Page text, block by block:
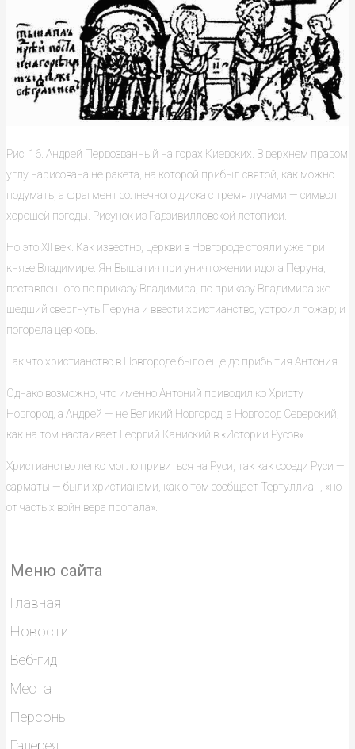
Рис. 16. Андрей Первозванный на горах Киевских. В верхнем правом
углу нарисована не ракета, на которой прибыл святой, как можно
подумать, а фрагмент солнечного диска с тремя лучами — символ
хорошей погоды. Рисунок из Радзивилловской летописи.
Но это XII век. Как известно, церкви в Новгороде стояли уже при
князе Владимире. Ян Вышатич при уничтожении идола Перуна,
поставленного по приказу Владимира, по приказу Владимира же
шедший свергнуть Перуна и ввести христианство, устроил пожар; и
погорела церковь.
Так что христианство в Новгороде было еще до прибытия Антония.
Однако возможно, что именно Антоний приводил ко Христу
Новгород, а Андрей — не Великий Новгород, а Новгород Северский,
как на том настаивает Георгий Каниский в «Истории Русов».
Христианство легко могло привиться на Руси, так как соседи Руси —
сарматы — были христианами, как о том сообщает Тертуллиан, «но
от частых войн вера пропала».
Меню сайта
Главная
Новости
Веб-гид
Места
Персоны
Галерея